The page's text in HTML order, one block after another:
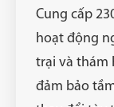
Cung cấp
hoạt động
trại và thám
đảm bảo